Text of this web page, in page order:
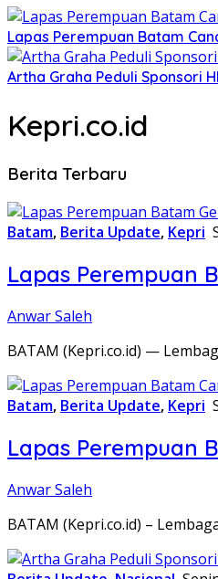
Lapas Perempuan Batam
Artha Graha Peduli Sponsori
Kepri.co.id
Berita Terbaru
Batam, Berita Update, Kepri
Lapas Perempuan
Anwar Saleh
BATAM (Kepri.co.id) —
Batam, Berita Update, Kepri
Lapas Perempuan
Anwar Saleh
BATAM (Kepri.co.id) –